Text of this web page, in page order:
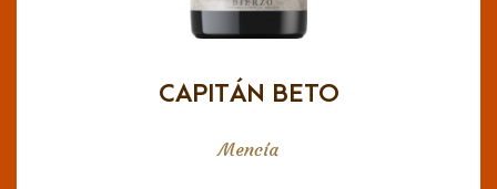
CAPITÁN BETO
Mencía
maridar. Buena acidez.